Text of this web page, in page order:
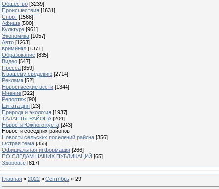
Общество [3239]
Происшествия [1631]
Спорт [1568]
Афиша [500]
Культура [961]
Экономика [1057]
Авто [1263]
Криминал [1371]
Образование [835]
Видео [547]
Пресса [359]
К вашему сведению [2714]
Реклама [52]
Новоспасские вести [1344]
Мнение [322]
Репортаж [90]
Цитата дня [23]
Природа и экология [1937]
ТАЛАНТЫ РАЙОНА [204]
Новости Южного куста [243]
Новости соседних районов
Новости сельских поселений района [356]
Острая тема [355]
Официальная информация [266]
ПО СЛЕДАМ НАШИХ ПУБЛИКАЦИЙ [65]
Здоровье [817]
Главная » 2022 » Сентябрь » 29